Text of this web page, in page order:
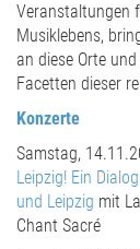
Veranstaltungen
Musiklebens,
an diese Orte
Facetten dieser
Konzerte
Samstag,
Leipzig! Ein
und Leipzig mit
Chant Sacré